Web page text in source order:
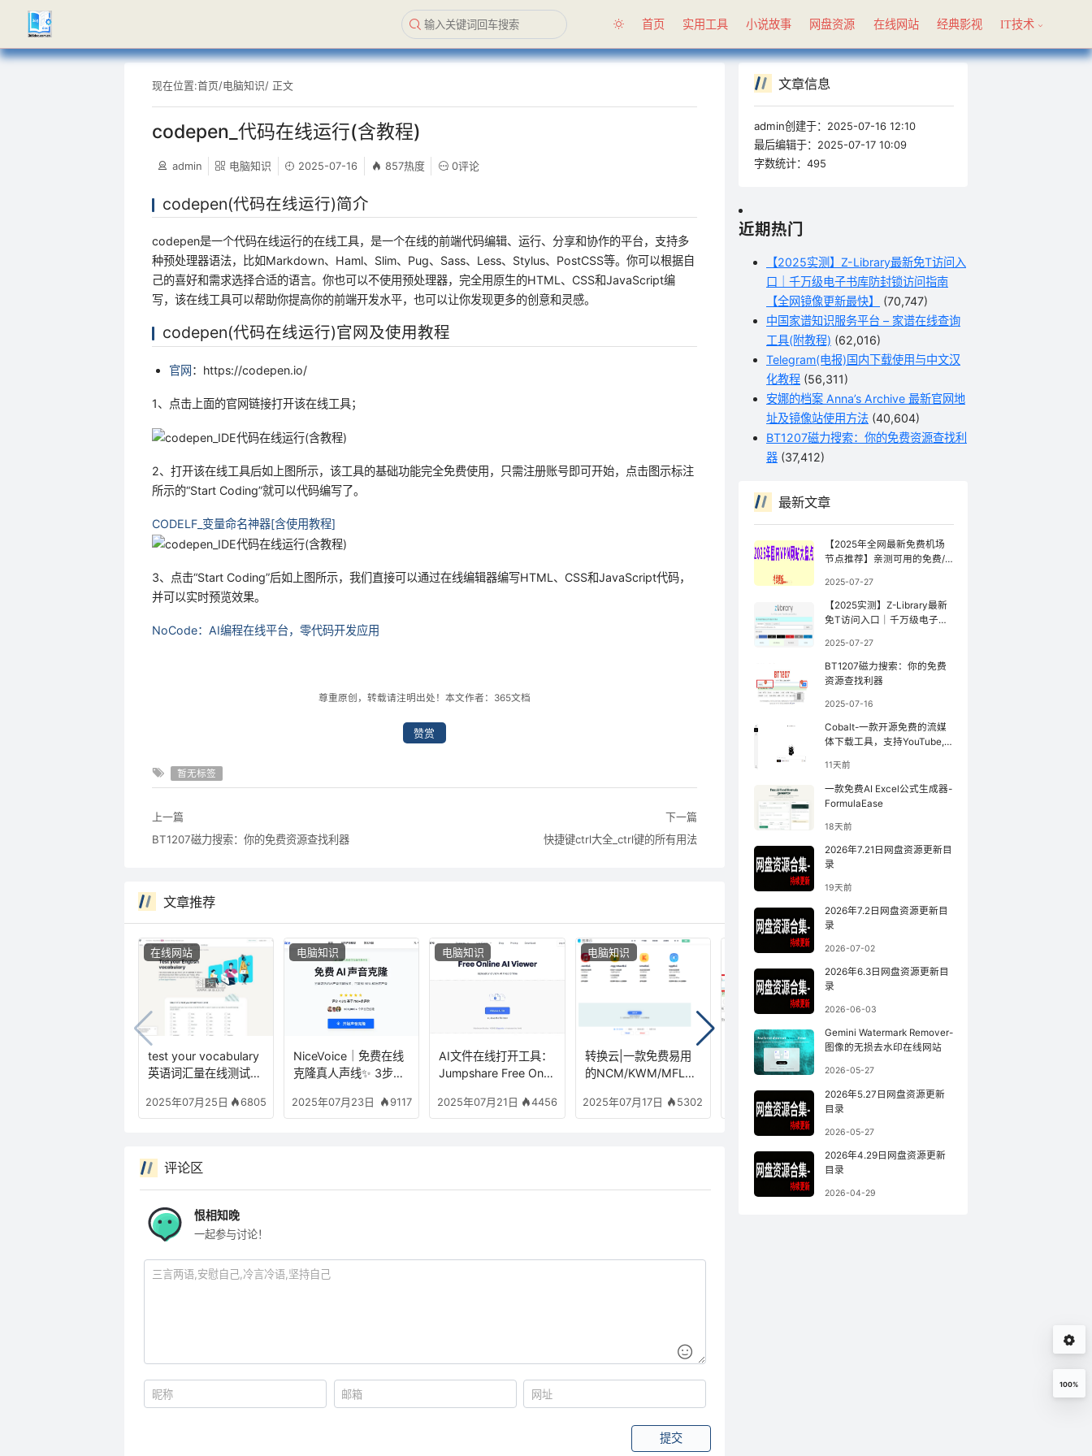
首页 实用工具 小说故事 网盘资源 在线网站 经典影视 IT技术
现在位置:首页/电脑知识/ 正文
codepen_代码在线运行(含教程)
admin 电脑知识 2025-07-16 857热度 0评论
codepen(代码在线运行)简介
codepen是一个代码在线运行的在线工具，是一个在线的前端代码编辑、运行、分享和协作的平台，支持多
种预处理器语法，比如Markdown、Haml、Slim、Pug、Sass、Less、Stylus、PostCSS等。你可以根据自
己的喜好和需求选择合适的语言。你也可以不使用预处理器，完全用原生的HTML、CSS和JavaScript编
写，该在线工具可以帮助你提高你的前端开发水平，也可以让你发现更多的创意和灵感。
codepen(代码在线运行)官网及使用教程
官网 ：https://codepen.io/
1、点击上面的官网链接打开该在线工具；
2、打开该在线工具后如上图所示，该工具的基础功能完全免费使用，只需注册账号即可开始，点击图示标注
所示的“Start Coding”就可以代码编写了。
CODELF_变量命名神器[含使用教程]
3、点击“Start Coding”后如上图所示，我们直接可以通过在线编辑器编写HTML、CSS和JavaScript代码，
并可以实时预览效果。
NoCode：AI编程在线平台，零代码开发应用
尊重原创，转载请注明出处！本文作者：365文档
赞赏
暂无标签
上一篇
BT1207磁力搜索：你的免费资源查找利器
下一篇
快捷键ctrl大全_ctrl键的所有用法
文章推荐
test your vocabulary
英语词汇量在线测试
2025年07月25日 6805
在线网站
NiceVoice｜免费在线
克隆真人声线✨ 3步生
2025年07月23日 9117
电脑知识
AI文件在线打开工具：
Jumpshare Free Onlin
打开AI文件
2025年07月21日 4456
电脑知识
转换云|一款免费易用
的NCM/KWM/MFLA
2025年07月17日 5302
电脑知识
BT1207磁力搜索：你
的免费资源查找利器
2025年07月16日 41693
在线网站
评论区
恨相知晚
一起参与讨论！
提交
文章信息
admin创建于： 2025-07-16 12:10
最后编辑于： 2025-07-17 10:09
字数统计： 495
近期热门
【2025实测】Z-Library最新免T访问入
口｜千万级电子书库防封锁访问指南
【全网镜像更新最快】
(70,747)
中国家谱知识服务平台 – 家谱在线查询
工具(附教程) (62,016)
Telegram(电报)国内下载使用与中文汉
化教程 (56,311)
安娜的档案 Anna’s Archive 最新官网地
址及镜像站使用方法 (40,604)
BT1207磁力搜索：你的免费资源查找利
器 (37,412)
最新文章
【2025年全网最新免费机场
节点推荐】亲测可用的免费/
2025-07-27
【2025实测】Z-Library最新
免T访问入口｜千万级电子书
更新最快】
2025-07-27
BT1207磁力搜索：你的免费
资源查找利器
2025-07-16
Cobalt-一款开源免费的流媒
体下载工具，支持YouTube,
11天前
一款免费AI Excel公式生成器-
FormulaEase
18天前
2026年7.21日网盘资源更新目
录
19天前
2026年7.2日网盘资源更新目
录
2026-07-02
2026年6.3日网盘资源更新目
录
2026-06-03
Gemini Watermark Remover-
图像的无损去水印在线网站
2026-05-27
2026年5.27日网盘资源更新
目录
2026-05-27
2026年4.29日网盘资源更新
目录
2026-04-29
100%